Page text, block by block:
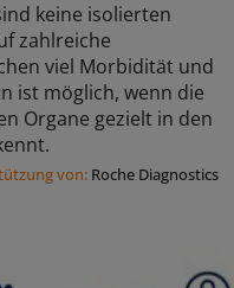
keine isolierten
zahlreiche
viel Morbidität und
ist möglich, wenn die
Organe gezielt in den
von: Roche Diagnostics